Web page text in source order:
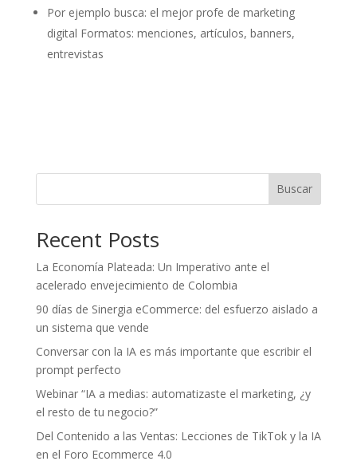
Por ejemplo busca: el mejor profe de marketing
digital Formatos: menciones, artículos, banners,
entrevistas
Buscar
Recent Posts
La Economía Plateada: Un Imperativo ante el
acelerado envejecimiento de Colombia
90 días de Sinergia eCommerce: del esfuerzo aislado a
un sistema que vende
Conversar con la IA es más importante que escribir el
prompt perfecto
Webinar “IA a medias: automatizaste el marketing, ¿y
el resto de tu negocio?”
Del Contenido a las Ventas: Lecciones de TikTok y la IA
en el Foro Ecommerce 4.0